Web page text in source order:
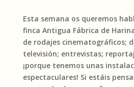
Esta semana os queremos
finca Antigua Fábrica de
de rodajes cinematográficos;
televisión; entrevistas;
¡porque tenemos unas
espectaculares! Si estáis